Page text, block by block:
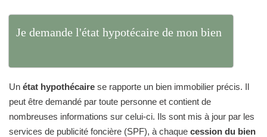
Je demande l'état hypotécaire de mon bien
Un état hypothécaire se rapporte un bien immobilier précis. Il
peut être demandé par toute personne et contient de
nombreuses informations sur celui-ci. Ils sont mis à jour par les
services de publicité foncière (SPF), à chaque cession du bien